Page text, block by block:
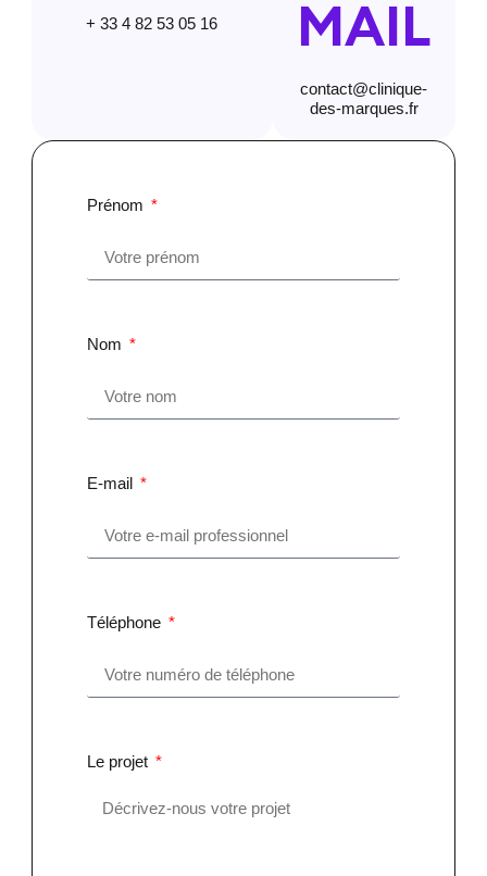
+ 33 4 82 53 05 16
MAIL
contact@clinique-
des-marques.fr
Prénom
Nom
E-mail
Téléphone
Le projet